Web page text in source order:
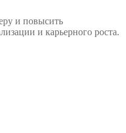
и повысить
и карьерного роста.